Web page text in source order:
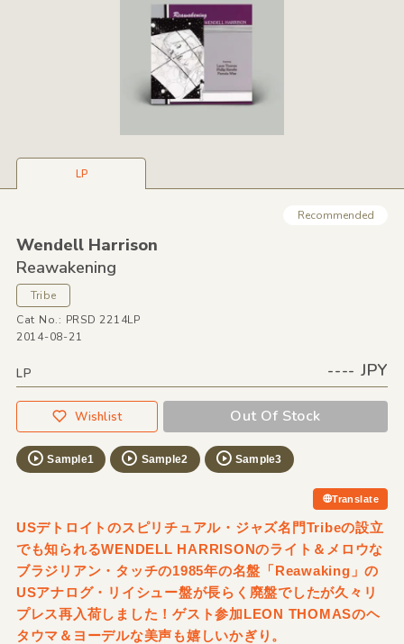
LP
Recommended
Wendell Harrison
Reawakening
Tribe
Cat No.: PRSD 2214LP
2014-08-21
LP ---- JPY
Wishlist Out Of Stock
Sample1 Sample2 Sample3
Translate
USデトロイトのスピリチュアル・ジャズ名門Tribeの設立
でも知られるWENDELL HARRISONのライト＆メロウな
ブラジリアン・タッチの1985年の名盤「Reawaking」の
USアナログ・リイシュー盤が長らく廃盤でしたが久々リ
プレス再入荷しました！ゲスト参加LEON THOMASのヘ
タウマ＆ヨーデルな美声も嬉しいかぎり。